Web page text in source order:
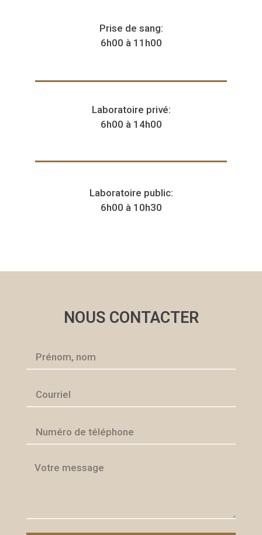
Prise de sang:
6h00 à 11h00
Laboratoire privé:
6h00 à 14h00
Laboratoire public:
6h00 à 10h30
NOUS CONTACTER